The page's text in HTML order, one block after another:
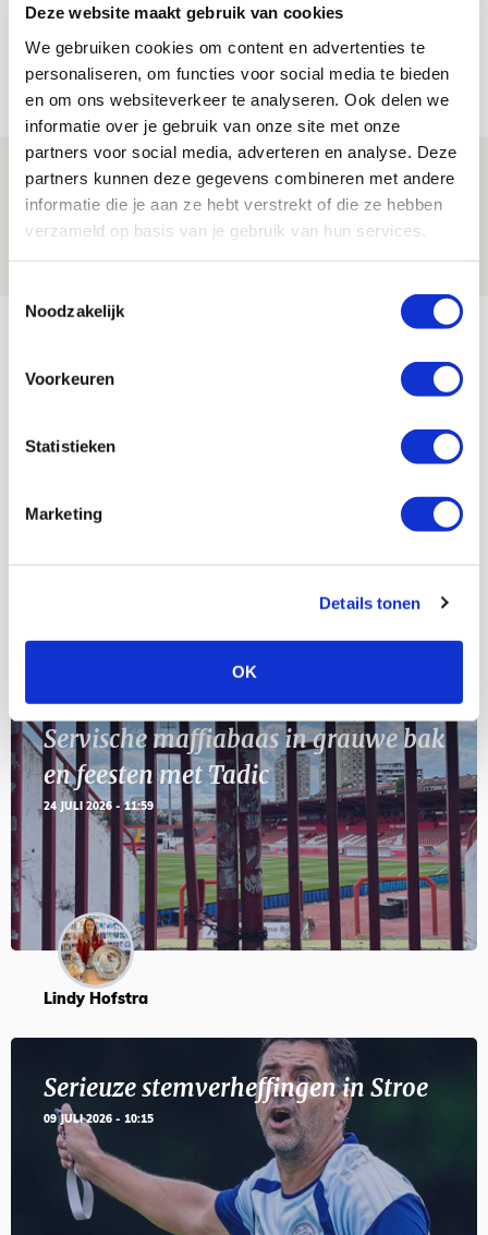
Deze website maakt gebruik van cookies
We gebruiken cookies om content en advertenties te
personaliseren, om functies voor social media te bieden
en om ons websiteverkeer te analyseren. Ook delen we
informatie over je gebruik van onze site met onze
partners voor social media, adverteren en analyse. Deze
partners kunnen deze gegevens combineren met andere
informatie die je aan ze hebt verstrekt of die ze hebben
verzameld op basis van je gebruik van hun services.
Noodzakelijk
Voorkeuren
Statistieken
Marketing
Details tonen
OK
Drie dingen die je moet weten over PEC
Zwolle - Ajax
08 AUGUSTUS 2026 - 12:32
NIEUWS
Míchels elf: met welke formatie begin
jij aan nieuw eredivisieseizoen?
08 AUGUSTUS 2026 - 11:34
NIEUWS
Bekijk meer
23
Selectiedag ballenjongens/-meiden
11
Blogs
Servische maffiabaas in grauwe bak
en feesten met Tadic
24 JULI 2026 - 11:59
Lindy Hofstra
Serieuze stemverheffingen in Stroe
09 JULI 2026 - 10:15